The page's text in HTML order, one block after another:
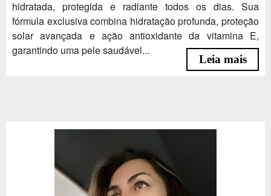
hidratada, protegida e radiante todos os dias. Sua
fórmula exclusiva combina hidratação profunda, proteção
solar avançada e ação antioxidante da vitamina E,
garantindo uma pele saudável...
Leia mais